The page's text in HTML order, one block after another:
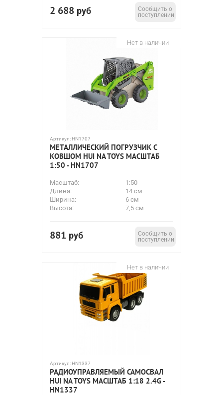
2 688 руб
Сообщить о
поступлении
Нет в наличии
Артикул: HN1707
МЕТАЛЛИЧЕСКИЙ ПОГРУЗЧИК С
КОВШОМ HUI NA TOYS МАСШТАБ
1:50 - HN1707
Масштаб:
1:50
Длина:
14 см
Ширина:
6 см
Высота:
7,5 см
881 руб
Сообщить о
поступлении
Нет в наличии
Артикул: HN1337
РАДИОУПРАВЛЯЕМЫЙ САМОСВАЛ
HUI NA TOYS МАСШТАБ 1:18 2.4G -
HN1337